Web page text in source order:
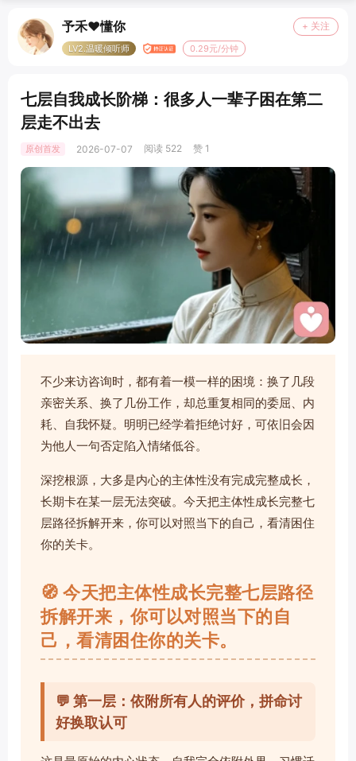
予禾❤️懂你 + 关注
LV2.温暖倾听师 0.29元/分钟
七层自我成长阶梯：很多人一辈子困在第二
层走不出去
原创首发 2026-07-07 阅读 522 赞 1
不少来访咨询时，都有着一模一样的困境：换了几段
亲密关系、换了几份工作，却总重复相同的委屈、内
耗、自我怀疑。明明已经学着拒绝讨好，可依旧会因
为他人一句否定陷入情绪低谷。
深挖根源，大多是内心的主体性没有完成完整成长，
长期卡在某一层无法突破。今天把主体性成长完整七
层路径拆解开来，你可以对照当下的自己，看清困住
你的关卡。
🧭 今天把主体性成长完整七层路径
拆解开来，你可以对照当下的自
己，看清困住你的关卡。
💬 第一层：依附所有人的评价，拼命讨
好换取认可